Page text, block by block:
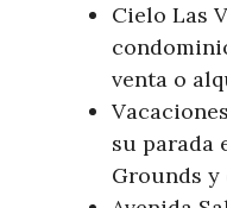
Cielo Las
venta o
su parada
Grounds